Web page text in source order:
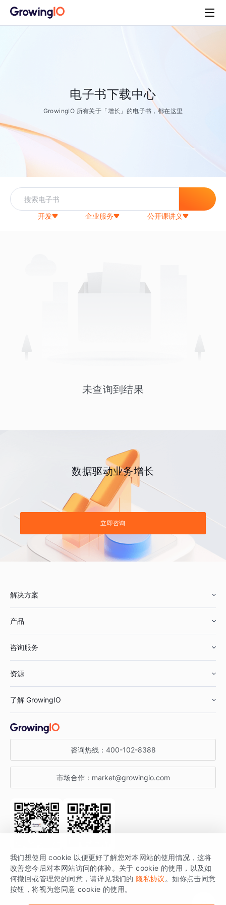
电子书下载中心
GrowingIO 所有关于「增长」的电子书，都在这里
开发 企业服务 公开课讲义
未查询到结果
数据驱动业务增长
立即咨询
解决方案
鞋服行业
汽车行业
金融行业
产品
智能运营
获客分析
咨询服务
资源
增长公开课
增长博客
开发者文档
SDK 文档
场景指南
了解 GrowingIO
关于 GrowingIO
增长大会
行业活动
咨询热线： 400-102-8388
市场合作： market@growingio.com
关注公众号 获取更多干货
GrowingIO 是专注于数据智能分析与增长的品牌，核心平台为 GrowingIO
分析云。
我们想使用 cookie 以便更好了解您对本网站的使用情况，这将
改善您今后对本网站访问的体验。关于 cookie 的使用，以及如
何撤回或管理您的同意，请详见我们的 隐私协议 。如你点击同意
按钮，将视为您同意 cookie 的使用。